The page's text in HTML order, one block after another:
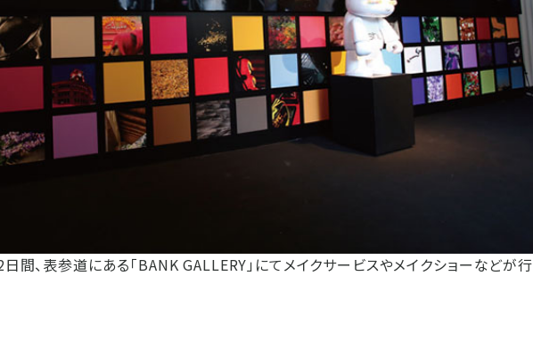
間、表参道にある「BANK GALLERY」にてメイクサービスやメイクショーなどが行